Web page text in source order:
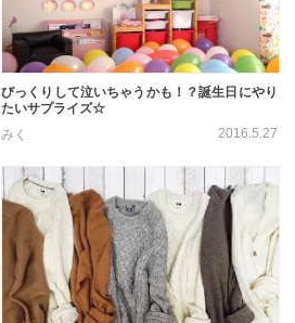
びっくりして泣いちゃうかも！？誕生日にやり
たいサプライズ☆
みく
2016.5.27